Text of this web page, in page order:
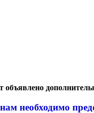
объявлено
необходимо